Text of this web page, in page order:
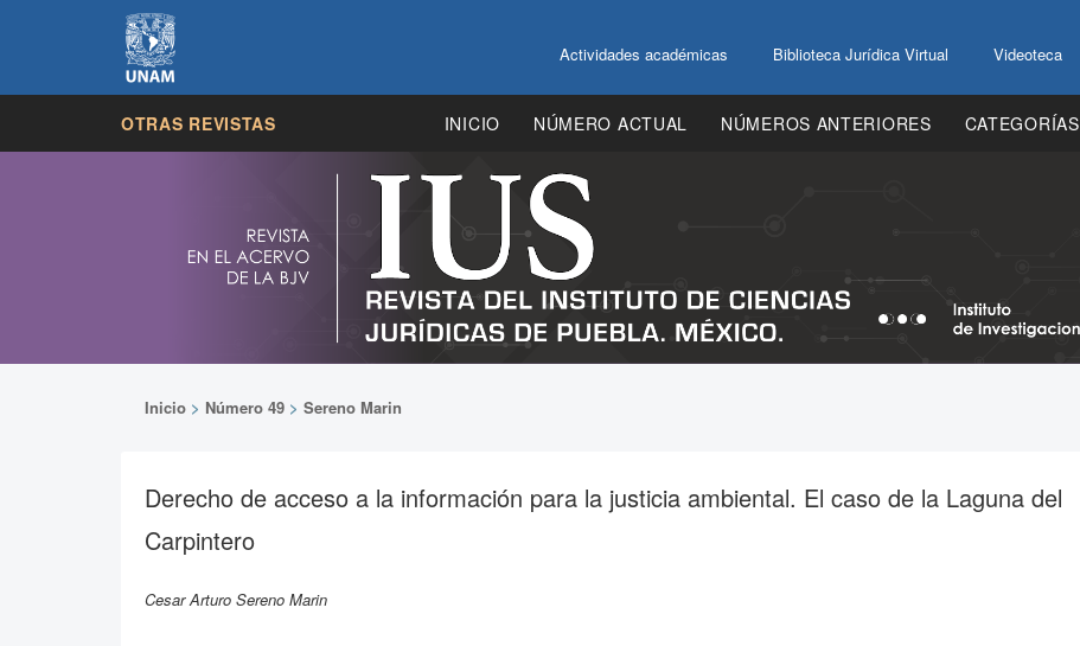
Actividades académicas Biblioteca Jurídica Virtual Videoteca
OTRAS REVISTAS INICIO NÚMERO ACTUAL NÚMEROS ANTERIORES CATEGORÍAS
Inicio > Número 49 > Sereno Marin
Derecho de acceso a la información para la justicia ambiental. El caso de la Laguna del
Carpintero
Cesar Arturo Sereno Marin